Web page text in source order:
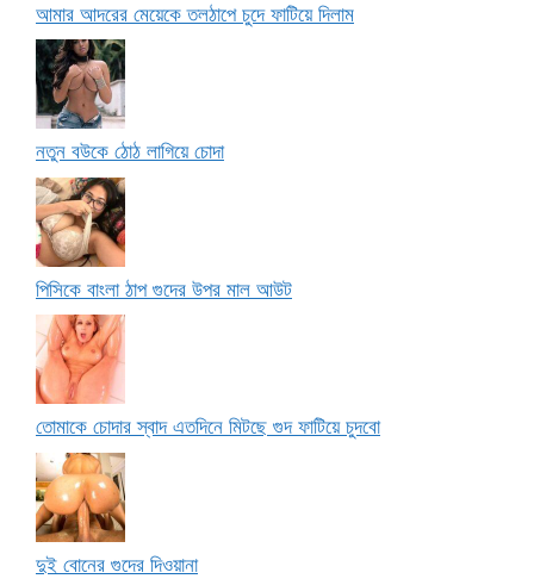
আমার আদরের মেয়েকে তলঠাপে চুদে ফাটিয়ে দিলাম
নতুন বউকে ঠোঠ লাগিয়ে চোদা
পিসিকে বাংলা ঠাপ গুদের উপর মাল আউট
তোমাকে চোদার স্বাদ এতদিনে মিটছে গুদ ফাটিয়ে চুদবো
দুই বোনের গুদের দিওয়ানা